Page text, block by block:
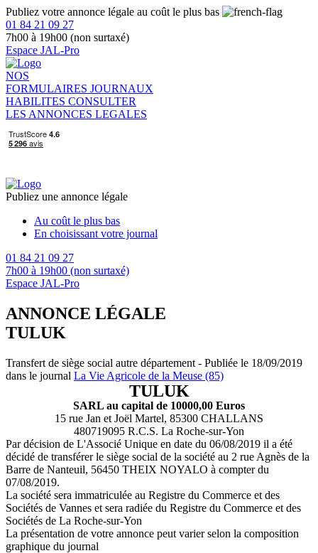
Publiez votre annonce légale au coût le plus bas
01 84 21 09 27
7h00 à 19h00 (non surtaxé)
Espace JAL-Pro
NOS
FORMULAIRES JOURNAUX
HABILITES CONSULTER
LES ANNONCES LEGALES
Publiez une annonce légale
Au coût le plus bas
En choisissant votre journal
01 84 21 09 27
7h00 à 19h00 (non surtaxé)
Espace JAL-Pro
ANNONCE LÉGALE
TULUK
Transfert de siège social autre département - Publiée le 18/09/2019
dans le journal La Vie Agricole de la Meuse (85)
TULUK
SARL au capital de 10000,00 Euros
15 rue Jan et Joël Martel, 85300 CHALLANS
480719095 R.C.S. La Roche-sur-Yon
Par décision de L'Associé Unique en date du 06/08/2019 il a été
décidé de transférer le siège social de la société au 2 rue Agnès de la
Barre de Nanteuil, 56450 THEIX NOYALO à compter du
07/08/2019.
La société sera immatriculée au Registre du Commerce et des
Sociétés de Vannes et sera radiée du Registre du Commerce et des
Sociétés de La Roche-sur-Yon
La présentation de votre annonce peut varier selon la composition
graphique du journal